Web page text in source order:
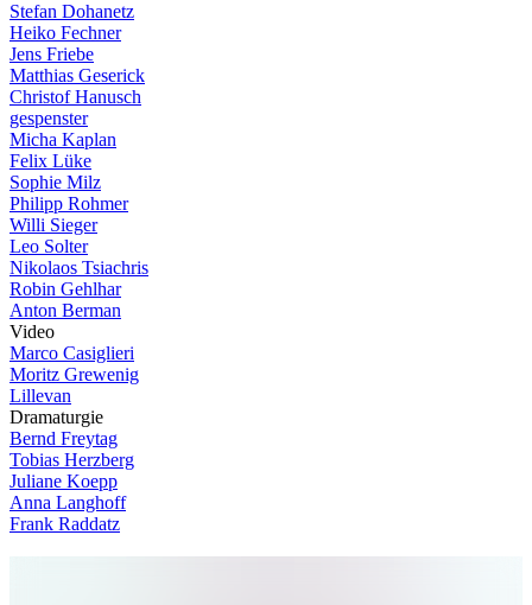
Stefan Dohanetz
Heiko Fechner
Jens Friebe
Matthias Geserick
Christof Hanusch
gespenster
Micha Kaplan
Felix Lüke
Sophie Milz
Philipp Rohmer
Willi Sieger
Leo Solter
Nikolaos Tsiachris
Robin Gehlhar
Anton Berman
Video
Marco Casiglieri
Moritz Grewenig
Lillevan
Dramaturgie
Bernd Freytag
Tobias Herzberg
Juliane Koepp
Anna Langhoff
Frank Raddatz